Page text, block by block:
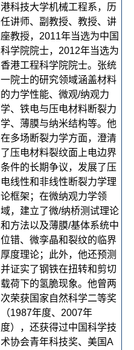
港科技大学机械工程系，历
任讲师、副教授、教授、讲
座教授，2011年当选为中国
科学院院士，2012年当选为
香港工程科学院院士。张统
一院士的研究领域涵盖材料
的力学性能、微观/纳观力
学、铁电与压电材料断裂力
学、薄膜与纳米结构等。他
在多场断裂力学方面，澄清
了压电材料裂纹面上电边界
条件的长期争议，发展了压
电线性和非线性断裂力学理
论框架；在微纳观力学领
域，建立了微/纳桥测试理论
和方法以及薄膜/基体系统中
位错、微孪晶和裂纹的临界
厚度理论；此外，他还预测
并证实了钢铁在扭转和剪切
载荷下的氢脆现象。他曾两
次荣获国家自然科学二等奖
（1987年度、2007年
度），还获得过中国科学技
术协会青年科技奖、美国A